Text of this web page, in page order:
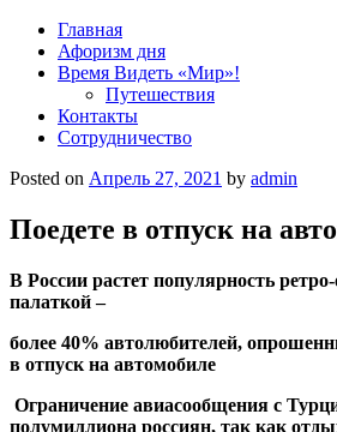
Главная
Афоризм дня
Время Видеть «Мир»!
Путешествия
Контакты
Сотрудничество
Posted on Апрель 27, 2021 by admin
Поедете в отпуск на
В России растет популярность
палаткой –
более 40% автолюбителей,
в отпуск на автомобиле
Ограничение авиасообщения с
полумиллиона россиян, так как